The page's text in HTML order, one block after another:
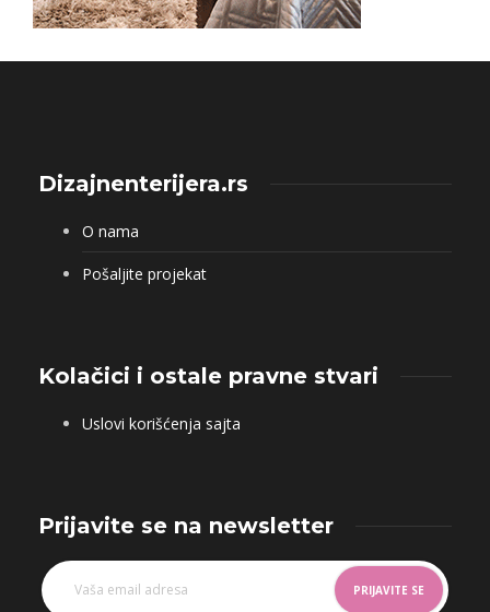
Dizajnenterijera.rs
O nama
Pošaljite projekat
Kolačici i ostale pravne stvari
Uslovi korišćenja sajta
Prijavite se na newsletter